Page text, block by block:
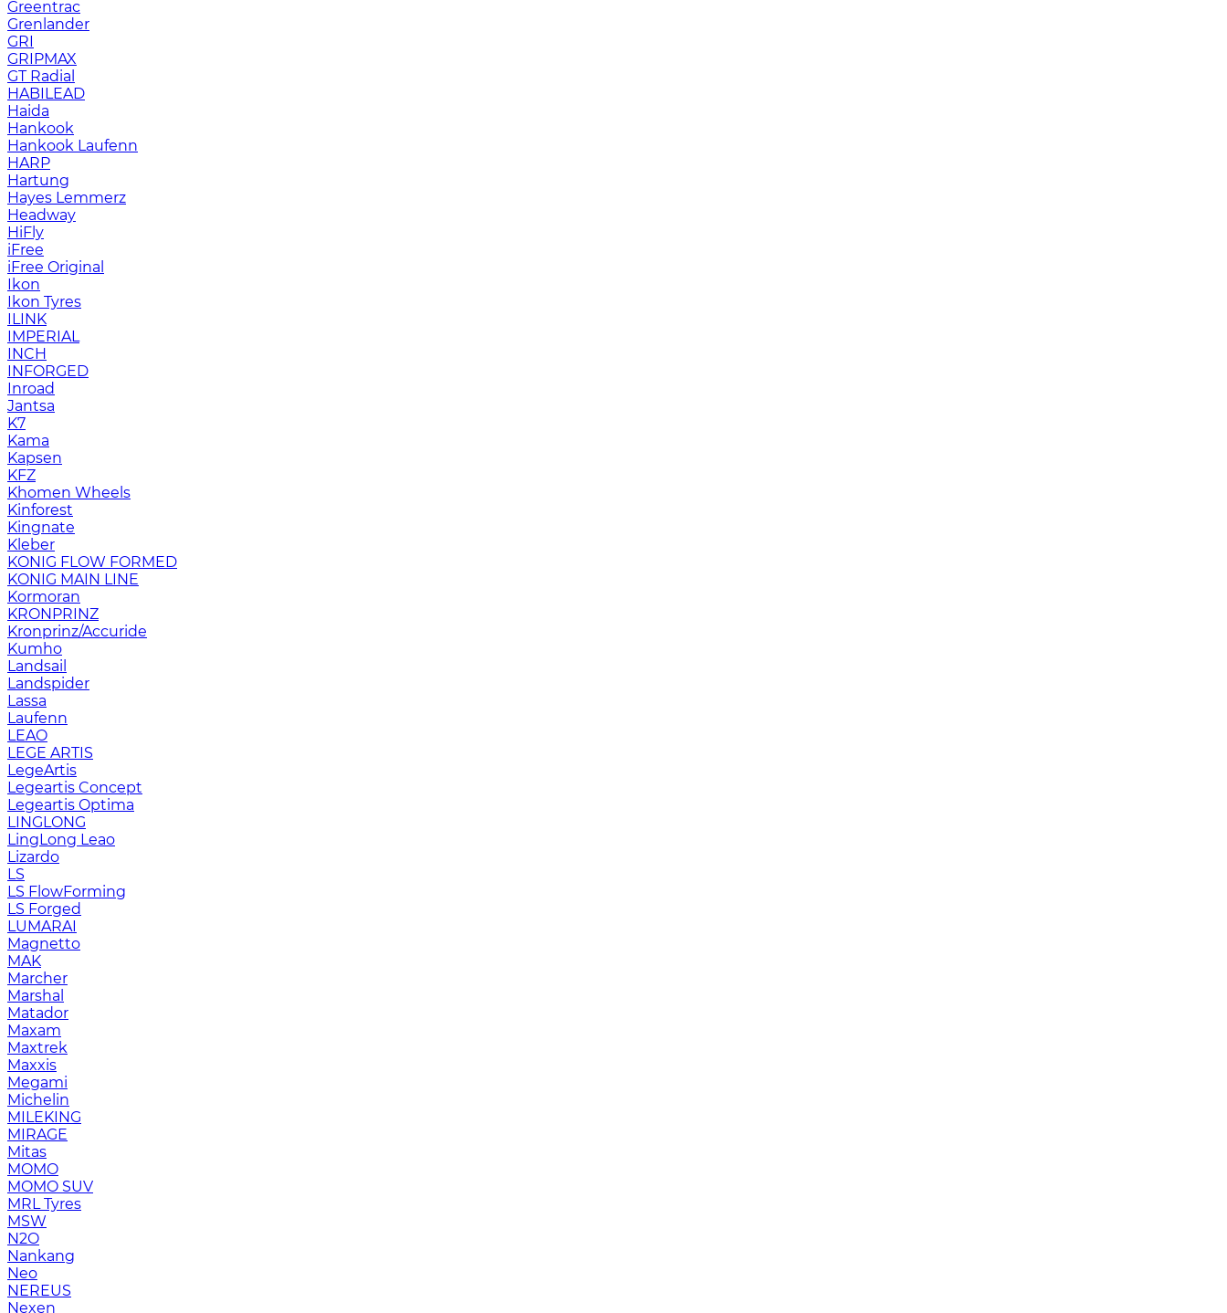
Greentrac
Grenlander
GRI
GRIPMAX
GT Radial
HABILEAD
Haida
Hankook
Hankook Laufenn
HARP
Hartung
Hayes Lemmerz
Headway
HiFly
iFree
iFree Original
Ikon
Ikon Tyres
ILINK
IMPERIAL
INCH
INFORGED
Inroad
Jantsa
K7
Kama
Kapsen
KFZ
Khomen Wheels
Kinforest
Kingnate
Kleber
KONIG FLOW FORMED
KONIG MAIN LINE
Kormoran
KRONPRINZ
Kronprinz/Accuride
Kumho
Landsail
Landspider
Lassa
Laufenn
LEAO
LEGE ARTIS
LegeArtis
Legeartis Concept
Legeartis Optima
LINGLONG
LingLong Leao
Lizardo
LS
LS FlowForming
LS Forged
LUMARAI
Magnetto
MAK
Marcher
Marshal
Matador
Maxam
Maxtrek
Maxxis
Megami
Michelin
MILEKING
MIRAGE
Mitas
MOMO
MOMO SUV
MRL Tyres
MSW
N2O
Nankang
Neo
NEREUS
Nexen